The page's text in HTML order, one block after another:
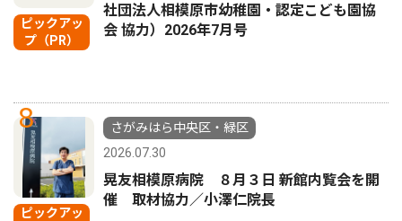
ピックアッ
プ（PR）
社団法人相模原市幼稚園・認定こども園協
会 協力）2026年7月号
8
ピックアッ
さがみはら中央区・緑区
2026.07.30
晃友相模原病院 ８月３日 新館内覧会を開
催 取材協力／小澤仁院長